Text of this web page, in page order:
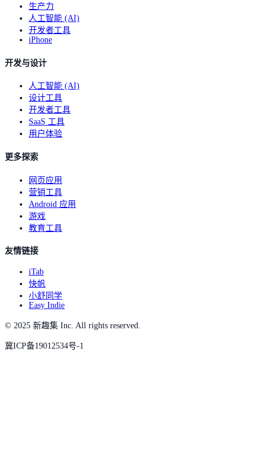
生产力
人工智能 (AI)
开发者工具
iPhone
开发与设计
人工智能 (AI)
设计工具
开发者工具
SaaS 工具
用户体验
更多探索
网页应用
营销工具
Android 应用
游戏
教育工具
友情链接
iTab
快帆
小舒同学
Easy Indie
© 2025 新趣集 Inc. All rights reserved.
冀ICP备19012534号-1